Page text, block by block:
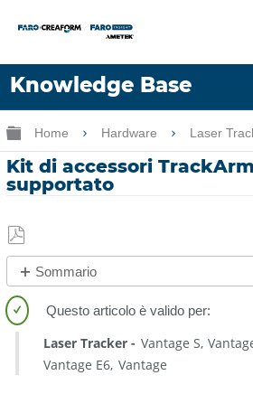
Knowledge Base
Lingua
Chiedere aiuto Accesso
Ingrandisci/riduci gerarchia
Home Hardware Laser
Kit di accessori
supportato
Salva
come
PDF
Sommario
No
intestazioni
Laser Tracker Vantage S
Vantage E6 Vantage